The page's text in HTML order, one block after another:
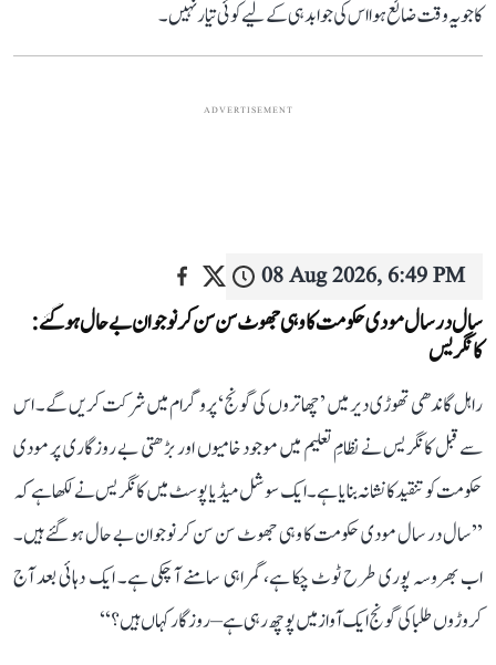
کا جو یہ وقت ضائع ہوا اس کی جوابدہی کے لیے کوئی تیار نہیں۔
ADVERTISEMENT
08 Aug 2026, 6:49 PM
سال در سال مودی حکومت کا وہی جھوٹ سن سن کر نوجوان بے حال ہو گئے:
کانگریس
راہل گاندھی تھوڑی دیر میں ’چھاتروں کی گونج‘ پروگرام میں شرکت کریں گے۔ اس
سے قبل کانگریس نے نظامِ تعلیم میں موجود خامیوں اور بڑھتی بے روزگاری پر مودی
حکومت کو تنقید کا نشانہ بنایا ہے۔ ایک سوشل میڈیا پوسٹ میں کانگریس نے لکھا ہے کہ
’’سال در سال مودی حکومت کا وہی جھوٹ سن سن کر نوجوان بے حال ہو گئے ہیں۔
اب بھروسہ پوری طرح ٹوٹ چکا ہے، گمراہی سامنے آ چکی ہے۔ ایک دہائی بعد آج
کروڑوں طلبا کی گونج ایک آواز میں پوچھ رہی ہے– روزگار کہاں ہیں؟‘‘